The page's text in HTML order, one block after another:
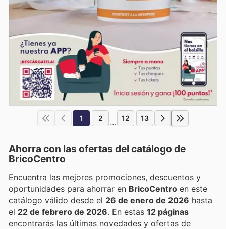
1 2 ... 12 13
Ahorra con las ofertas del catálogo de
BricoCentro
Encuentra las mejores promociones, descuentos y
oportunidades para ahorrar en BricoCentro en este
catálogo válido desde el 26 de enero de 2026 hasta
el 22 de febrero de 2026 . En estas 12 páginas
encontrarás las últimas novedades y ofertas de